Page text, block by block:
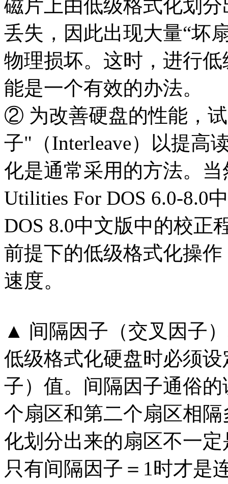
磁片上由低级格式化划
丢失，因此出现大量“坏
物理损坏。这时，进行
能是一个有效的办法。
② 为改善硬盘的性能，
子"（Interleave）以提高
化是通常采用的方法。
Utilities For DOS 6.0-8.0
DOS 8.0中文版中的校正
前提下的低级格式化操
速度。
▲ 间隔因子（交叉因子
低级格式化硬盘时必须
子）值。间隔因子通俗
个扇区和第二个扇区相
化划分出来的扇区不一
只有间隔因子＝1时才是